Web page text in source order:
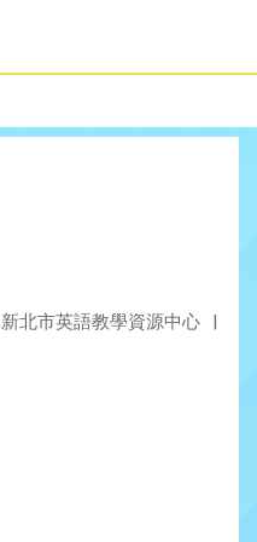
新北市英語教學資源中心 |